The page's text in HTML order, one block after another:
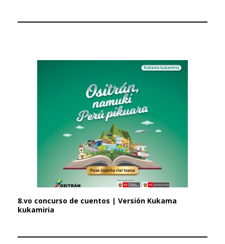
8.vo concurso de cuentos | Versión Kukama
kukamiria